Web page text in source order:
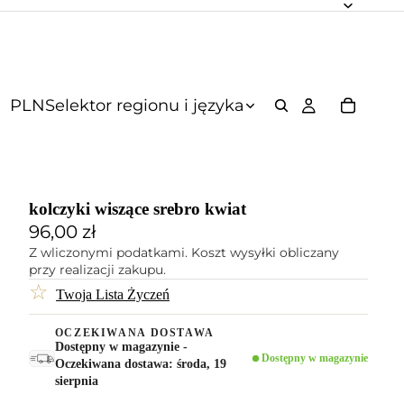
PLNSelektor regionu i języka
kolczyki wiszące srebro kwiat
96,00 zł
Z wliczonymi podatkami. Koszt wysyłki obliczany
przy realizacji zakupu.
☆ Twoja Lista Życzeń
OCZEKIWANA DOSTAWA
Dostępny w magazynie -
Oczekiwana dostawa: środa, 19
sierpnia
Dostępny w magazynie